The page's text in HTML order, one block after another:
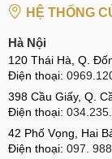
HỆ THỐNG
Hà Nội
120 Thái Hà, Q.
Điện thoại:
398 Cầu Giấy, Q.
Điện thoại:
42 Phố Vọng, Hai
Điện thoại: 097.